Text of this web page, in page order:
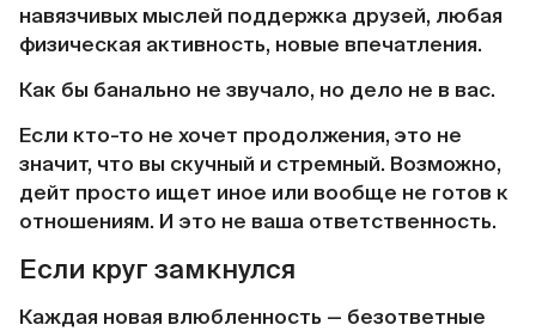
навязчивых мыслей поддержка друзей, любая
физическая активность, новые впечатления.
Как бы банально не звучало, но дело не в вас.
Если кто-то не хочет продолжения, это не
значит, что вы скучный и стремный. Возможно,
дейт просто ищет иное или вообще не готов к
отношениям. И это не ваша ответственность.
Если круг замкнулся
Каждая новая влюбленность — безответные